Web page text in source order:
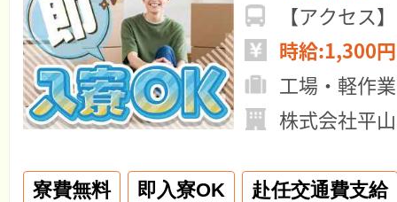
【アクセス
時給:1,300
工場・軽作業
株式会社平
寮費無料 即入寮OK
赴任交通費支給